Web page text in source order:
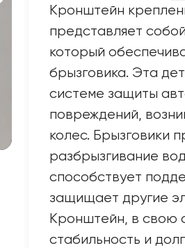
Кронштейн
представляет
который
брызговика. Эта
системе защиты
повреждений,
колес. Брызговики
разбрызгивание
способствует
защищает другие
Кронштейн, в свою
стабильность и